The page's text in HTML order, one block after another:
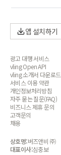
앱 설치하기
광고 대행 서비스
vling Open API
vling 소개서 다운로드
서비스 이용 약관
개인정보처리방침
자주 묻는 질문(FAQ)
비즈니스 제휴 문의
고객문의
채용
상호명:버즈앤비 ㈜
대표이사:심충보